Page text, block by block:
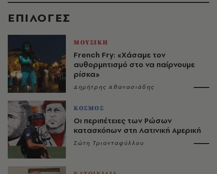
EΠΙΛΟΓΈΣ
ΜΟΥΣΙΚΗ
French Fry: «Χάσαμε τον
αυθορμητισμό στο να παίρνουμε
ρίσκα»
Δημήτρης Αθανασιάδης
ΚΟΣΜΟΣ
Οι περιπέτειες των Ρώσων
κατασκόπων στη Λατινική Αμερική
Σώτη Τριανταφύλλου